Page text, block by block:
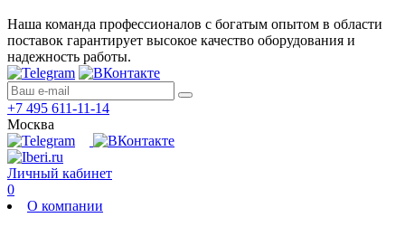
Наша команда профессионалов с богатым опытом в области
поставок гарантирует высокое качество оборудования и
надежность работы.
+7 495 611-11-14
Москва
Личный кабинет
0
О компании